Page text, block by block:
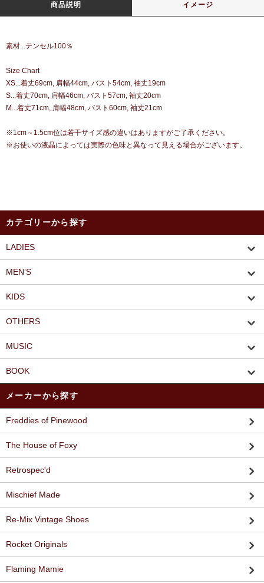
商品説明 イメージ
素材...テンセル100％
Size Chart
XS...着丈69cm, 肩幅44cm, バスト54cm, 袖丈19cm
S...着丈70cm, 肩幅46cm, バスト57cm, 袖丈20cm
M...着丈71cm, 肩幅48cm, バスト60cm, 袖丈21cm
※1cm～1.5cm位は若干サイズ感の違いはありますがご了承ください。
※お使いの液晶によっては実際の色味と異なって見える場合がございます。
カテゴリーから探す
LADIES
MEN’S
KIDS
OTHERS
MUSIC
BOOK
メーカーから探す
Freddies of Pinewood
The House of Foxy
Retrospec'd
Mischief Made
Re-Mix Vintage Shoes
Rocket Originals
Flaming Mamie